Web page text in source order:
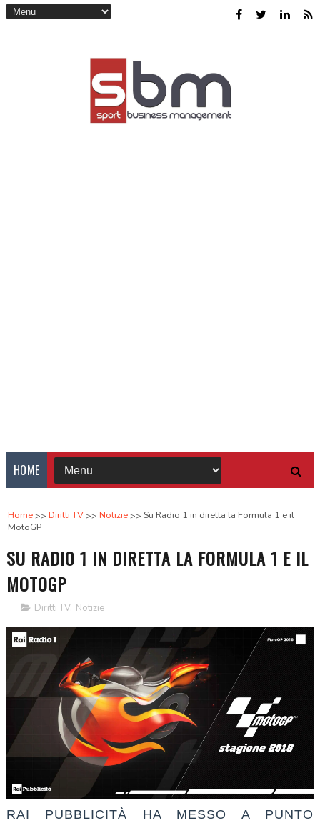
HOME
Home Diritti TV Notizie
Su Radio 1 in diretta la Formula 1 e il
MotoGP
SU RADIO 1 IN DIRETTA LA FORMULA 1 E IL
MOTOGP
Diritti TV, Notizie
RAI PUBBLICITÀ HA MESSO A PUNTO